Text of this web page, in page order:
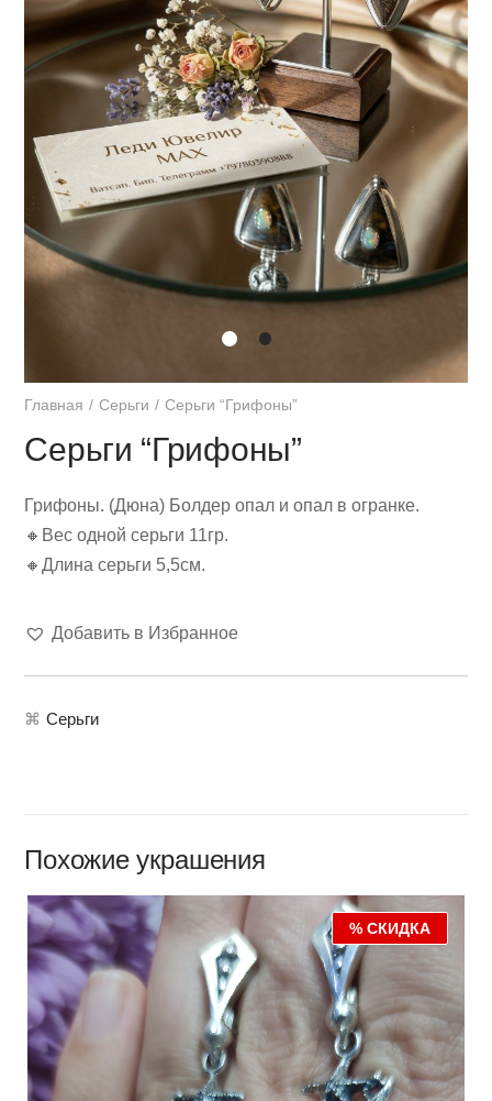
Главная Серьги Серьги “Грифоны”
Серьги “Грифоны”
Грифоны. (Дюна) Болдер опал и опал в огранке.
🔸Вес одной серьги 11гр.
🔸Длина серьги 5,5см.
Добавить в Избранное
⌘ Серьги
Похожие украшения
% СКИДКА